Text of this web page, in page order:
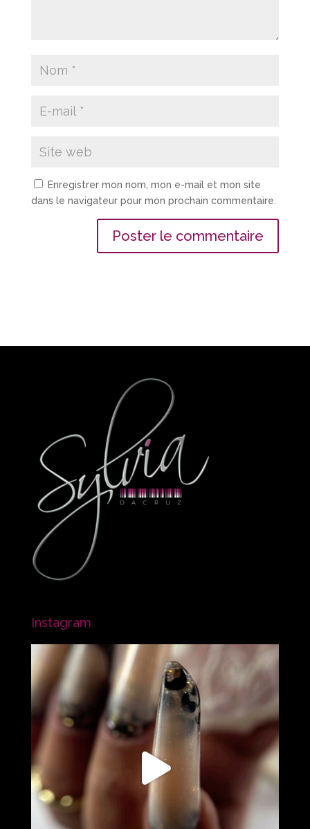
Enregistrer mon nom, mon e-mail et mon site
dans le navigateur pour mon prochain commentaire.
Instagram